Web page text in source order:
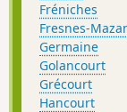
Fréniches
Fresnes-
Germaine
Golancourt
Grécourt
Hancourt